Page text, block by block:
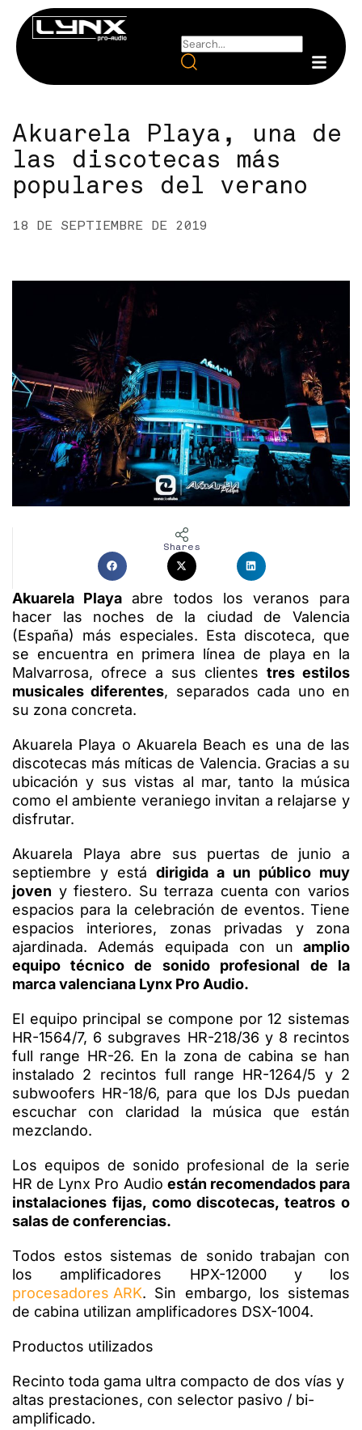
Akuarela Playa, una de
las discotecas más
populares del verano
18 DE SEPTIEMBRE DE 2019
Shares
Akuarela Playa abre todos los veranos para
hacer las noches de la ciudad de Valencia
(España) más especiales. Esta discoteca, que
se encuentra en primera línea de playa en la
Malvarrosa, ofrece a sus clientes tres estilos
musicales diferentes, separados cada uno en
su zona concreta.
Akuarela Playa o Akuarela Beach es una de las
discotecas más míticas de Valencia. Gracias a su
ubicación y sus vistas al mar, tanto la música
como el ambiente veraniego invitan a relajarse y
disfrutar.
Akuarela Playa abre sus puertas de junio a
septiembre y está dirigida a un público muy
joven y fiestero. Su terraza cuenta con varios
espacios para la celebración de eventos. Tiene
espacios interiores, zonas privadas y zona
ajardinada. Además equipada con un amplio
equipo técnico de sonido profesional
de la
marca valenciana Lynx Pro Audio.
El equipo principal se compone por 12 sistemas
HR-1564/7, 6 subgraves HR-218/36 y 8 recintos
full range HR-26. En la zona de cabina se han
instalado 2 recintos full range HR-1264/5 y 2
subwoofers HR-18/6, para que los DJs puedan
escuchar con claridad la música que están
mezclando.
Los equipos de sonido profesional de la serie
HR de Lynx Pro Audio están recomendados para
instalaciones fijas, como discotecas, teatros o
salas de conferencias.
Todos estos sistemas de sonido trabajan con
los amplificadores HPX-12000 y los
procesadores ARK. Sin embargo, los sistemas
de cabina utilizan amplificadores DSX-1004.
Productos utilizados
Recinto toda gama ultra compacto de dos vías y
altas prestaciones, con selector pasivo / bi-
amplificado.